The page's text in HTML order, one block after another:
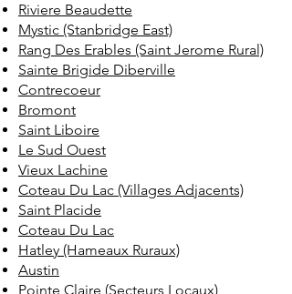
Riviere Beaudette
Mystic (Stanbridge East)
Rang Des Erables (Saint Jerome Rural)
Sainte Brigide Diberville
Contrecoeur
Bromont
Saint Liboire
Le Sud Ouest
Vieux Lachine
Coteau Du Lac (Villages Adjacents)
Saint Placide
Coteau Du Lac
Hatley (Hameaux Ruraux)
Austin
Pointe Claire (Secteurs Locaux)